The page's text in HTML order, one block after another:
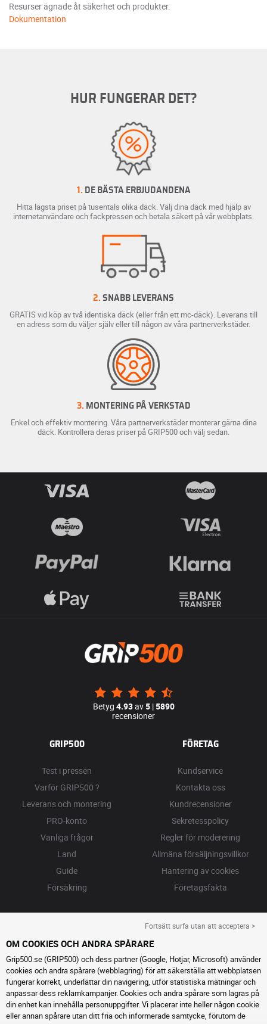
Resurser ägnade åt säkerhet och produkter.
Dokumentation
HUR FUNGERAR DET?
1. DE BÄSTA ERBJUDANDENA
Hitta lägsta priset på tusentals olika däck. Välj dina däck med hjälp av
internetanvändare och fackpressen och betala säkert på vår webbplats.
2. SNABB LEVERANS
GRATIS vid köp av två identiska däck (eller från ett mc-däck). Leverans till
en adress som du väljer själv eller till någon av våra partnerverkstäder.
3. MONTERING PÅ VERKSTAD
Enkel och effektiv montering. Våra partnerverkstäder monterar gärna dina
däck. Kontrollera deras priser på GRIP500 och välj sedan.
Betyg 4.93av5|5890
recensioner
GRIP500
Test i pressen
Varför GRIP500 ?
Leverans och montering
PRO-konto
Vanliga frågor
Land
Guide
Försäkring
FÖRETAG
Kundservice
Kontakta oss
Kundrecensioner
Sekretesspolicy
Regler för moderering
Allmäna försäljningsvillkor
Hantering av cookies
Företagsfakta
Fortsätt surfa utan att acceptera >
OM COOKIES OCH ANDRA SPÅRARE
Grip500.se (GRIP500) och dess partner (Google, Hotjar, Microsoft) använder
cookies och andra spårare (webblagring) för att säkerställa att webbplatsen
fungerar korrekt, underlättar din navigering, utför statistiska mätningar och
anpassar dess reklamkampanjer. Cookies och andra spårare som lagras på
din enhet kan innehålla personuppgifter. Vi placerar inte heller någon cookie
eller annan spårare utan ditt fria och informerade samtycke, förutom de